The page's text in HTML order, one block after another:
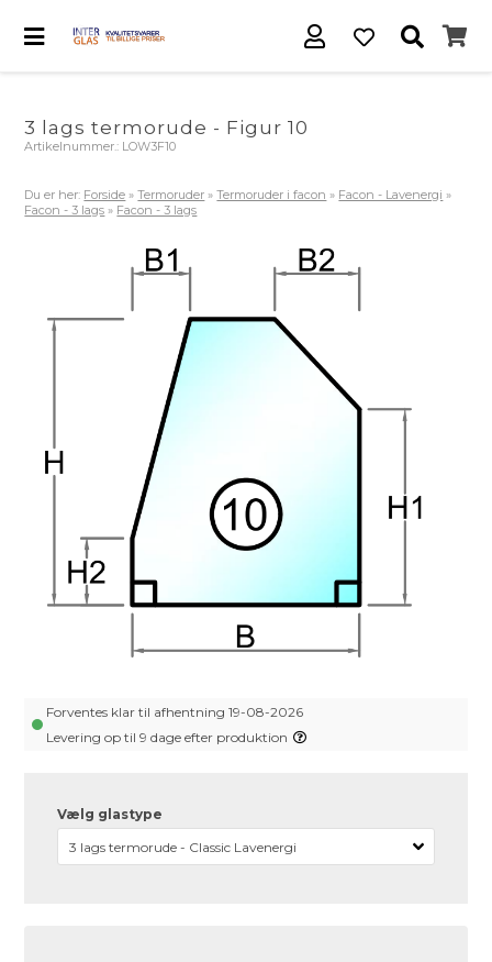
3 lags termorude - Figur 10
Artikelnummer.: LOW3F10
Du er her: Forside »Termoruder »Termoruder i facon » Facon - Lavenergi »
Facon - 3 lags » Facon - 3 lags
Forventes klar til afhentning 19-08-2026
Levering op til 9 dage efter produktion
Vælg glastype